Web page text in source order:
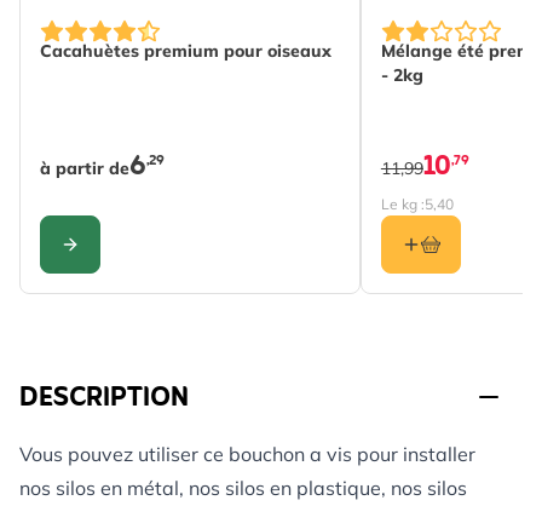
Cacahuètes premium pour oiseaux
The price depends on the options chosen on the
à partir de6,29
CONFIGURER
Mélange été
- 2kg
10,79
11,99
Le kg :5,40
DESCRIPTION
Vous pouvez utiliser ce bouchon a vis pour installer
nos silos en métal, nos silos en plastique, nos silos